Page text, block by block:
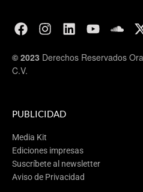
© 2023 Derechos Reservados
C.V.
PUBLICIDAD
Media Kit
Ediciones impresas
Suscríbete al newsletter
Aviso de Privacidad